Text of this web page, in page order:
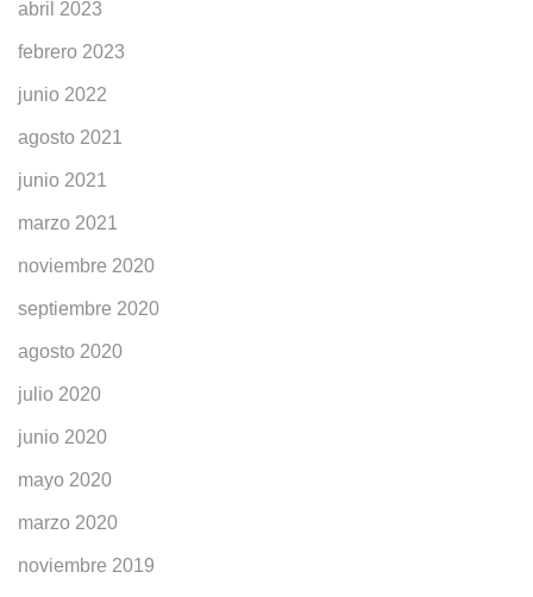
abril 2023
febrero 2023
junio 2022
agosto 2021
junio 2021
marzo 2021
noviembre 2020
septiembre 2020
agosto 2020
julio 2020
junio 2020
mayo 2020
marzo 2020
noviembre 2019